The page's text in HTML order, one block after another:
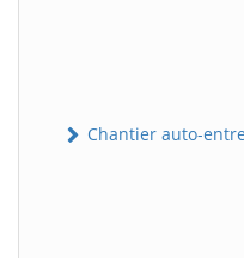
Chantier auto-